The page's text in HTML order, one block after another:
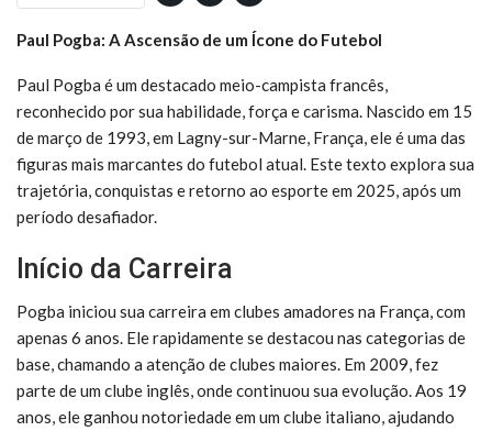
Paul Pogba: A Ascensão de um Ícone do Futebol
Paul Pogba é um destacado meio-campista francês,
reconhecido por sua habilidade, força e carisma. Nascido em 15
de março de 1993, em Lagny-sur-Marne, França, ele é uma das
figuras mais marcantes do futebol atual. Este texto explora sua
trajetória, conquistas e retorno ao esporte em 2025, após um
período desafiador.
Início da Carreira
Pogba iniciou sua carreira em clubes amadores na França, com
apenas 6 anos. Ele rapidamente se destacou nas categorias de
base, chamando a atenção de clubes maiores. Em 2009, fez
parte de um clube inglês, onde continuou sua evolução. Aos 19
anos, ele ganhou notoriedade em um clube italiano, ajudando